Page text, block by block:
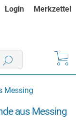
Login Merkzettel
Messing
aus Messing